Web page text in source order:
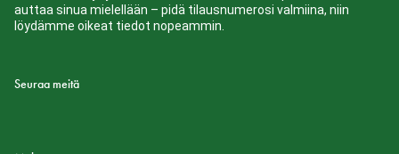
auttaa sinua mielellään – pidä tilausnumerosi valmiina, niin
löydämme oikeat tiedot nopeammin.
Seuraa meitä